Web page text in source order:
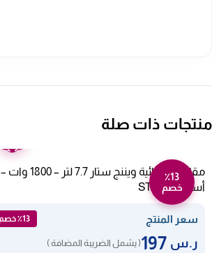
منتجات ذات صلة
٪13
خصم
مقلاة كهربائية ويننج ستار 7.7 لتر – 1800 وات –
أسود ST-9649
سعر المنتج ٪13 خصم
ر.س ( يشمل الضريبة المضافة )